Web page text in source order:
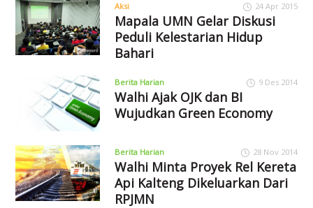
Aksi 24 Apr 2015
Mapala UMN Gelar Diskusi
Peduli Kelestarian Hidup
Bahari
Berita Harian 9 Des 2014
Walhi Ajak OJK dan BI
Wujudkan Green Economy
Berita Harian 28 Nov 2014
Walhi Minta Proyek Rel Kereta
Api Kalteng Dikeluarkan Dari
RPJMN